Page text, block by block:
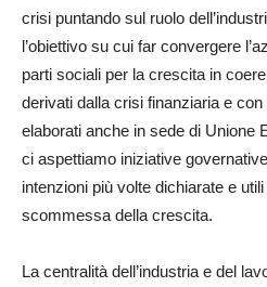
crisi puntando sul ruolo
l’obiettivo su cui far convergere
parti sociali per la crescita in
derivati dalla crisi finanziaria e
elaborati anche in sede di Unione
ci aspettiamo iniziative
intenzioni più volte dichiarate e
scommessa della crescita.
La centralità dell’industria e del